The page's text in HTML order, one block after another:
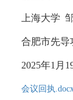
上海大学
合肥市先导
2025年1 月
会议回执